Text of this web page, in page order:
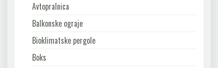
Avtopralnica
Balkonske ograje
Bioklimatske pergole
Boks